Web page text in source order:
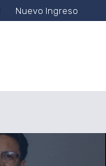
Nuevo Ingreso